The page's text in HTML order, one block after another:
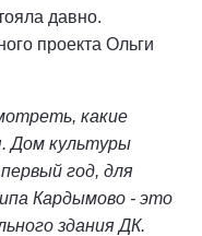
давно.
проекта Ольги
какие
Дом культуры
год, для
Кардымово - это
здания ДК.